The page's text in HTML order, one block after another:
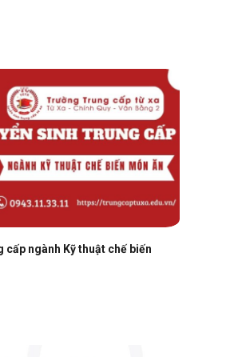
cấp ngành Kỹ thuật chế biến